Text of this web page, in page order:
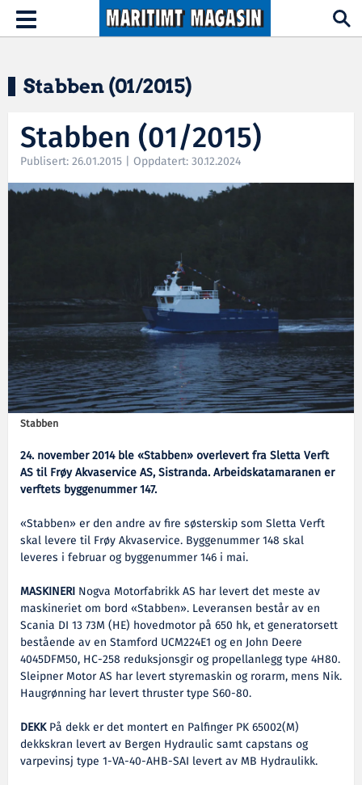
Hopp til hovedinnhold
Toggle
navigation
Stabben (01/2015)
Stabben (01/2015)
Publisert: 26.01.2015 | Oppdatert: 30.12.2024
Stabben
24. november 2014 ble «Stabben» overlevert fra Sletta Verft
AS til Frøy Akvaservice AS, Sistranda. Arbeidskatamaranen er
verftets byggenummer 147.
«Stabben» er den andre av fire søsterskip som Sletta Verft
skal levere til Frøy Akvaservice. Byggenummer 148 skal
leveres i februar og byggenummer 146 i mai.
MASKINERI Nogva Motorfabrikk AS har levert det meste av
maskineriet om bord «Stabben». Leveransen består av en
Scania DI 13 73M (HE) hovedmotor på 650 hk, et generatorsett
bestående av en Stamford UCM224E1 og en John Deere
4045DFM50, HC-258 reduksjonsgir og propellanlegg type 4H80.
Sleipner Motor AS har levert styremaskin og rorarm, mens Nik.
Haugrønning har levert thruster type S60-80.
DEKKPå dekk er det montert en Palfinger PK 65002(M)
dekkskran levert av Bergen Hydraulic samt capstans og
varpevinsj type 1-VA-40-AHB-SAI levert av MB Hydraulikk.